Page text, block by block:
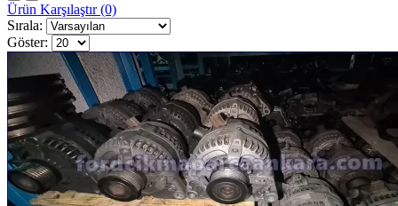
Ürün Karşılaştır (0)
Sırala:
Göster: